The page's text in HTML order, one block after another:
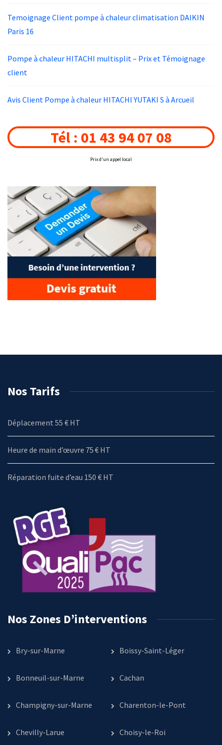
Temoignage Client pompe à chaleur climatisation DAIKIN
Paris 16
Pompe à chaleur HITACHI multisplit – Prix et Témoignage
client
Avis Client Pompe à chaleur HITACHI YUTAKI S à Arcueil
Tél : 01 43 94 07 08
Prix d'un appel local
Nos Tarifs
Déplacement 55 € HT
Heure de main d’œuvre 75 € HT
Réparation fuite d’eau 150 € HT
Nos Zones D’interventions
Bry-sur-Marne Boissy-Saint-Léger
Bonneuil-sur-Marne Cachan
Champigny-sur-Marne Charenton-le-Pont
Chevilly-Larue Choisy-le-Roi